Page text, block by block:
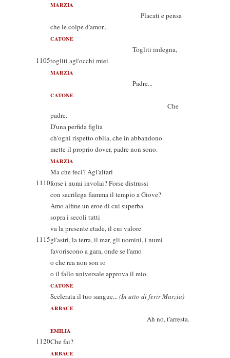
MARZIA
Placati e pensa
che le colpe d'amor...
CATONE
Togliti indegna,
1105togliti agl'occhi miei.
MARZIA
Padre...
CATONE
Che
padre.
D'una perfida figlia
ch'ogni rispetto oblia, che in abbandono
mette il proprio dover, padre non sono.
MARZIA
Ma che feci? Agl'altari
1110forse i numi involai? Forse distrussi
con sacrilega fiamma il tempio a Giove?
Amo alfine un eroe di cui superba
sopra i secoli tutti
va la presente etade, il cui valore
1115gl'astri, la terra, il mar, gli uomini, i numi
favoriscono a gara, onde se l'amo
o che rea non son io
o il fallo universale approva il mio.
CATONE
Scelerata il tuo sangue...(In atto di ferir Marzia)
ARBACE
Ah no, t'arresta.
EMILIA
1120Che fai?
ARBACE